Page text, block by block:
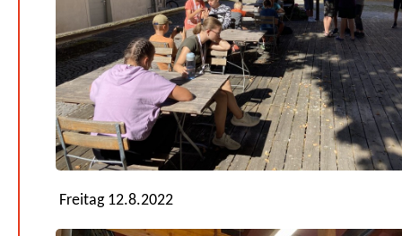
Freitag 12.8.2022